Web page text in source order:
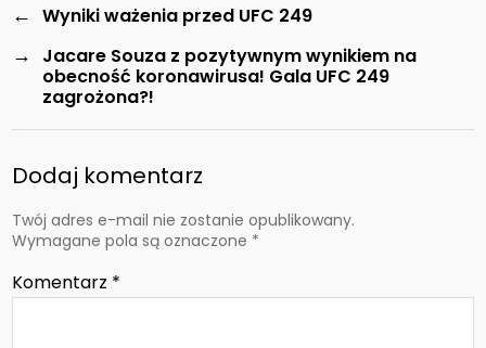
← Wyniki ważenia przed UFC 249
→
Jacare Souza z pozytywnym wynikiem na
obecność koronawirusa! Gala UFC 249
zagrożona?!
Dodaj komentarz
Twój adres e-mail nie zostanie opublikowany.
Wymagane pola są oznaczone *
Komentarz *